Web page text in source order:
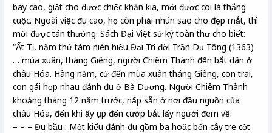
bay cao, giật cho được chiếc khăn kia, mới được coi là thắng
cuộc. Ngoài việc đu cao, họ còn phải nhún sao cho đẹp mắt, thì
mới được tán thưởng. Sách Đại Việt sử ký toàn thư cho biết:
“Ất Tị, năm thứ tám niên hiệu Đại Trị đời Trần Dụ Tông (1363)
… mùa xuân, tháng Giêng, người Chiêm Thành đến bắt dân ở
châu Hóa. Hàng năm, cứ đến mùa xuân tháng Giêng, con trai,
con gái họp nhau đánh đu ở Bà Dương. Người Chiêm Thành
khoảng tháng 12 năm trước, nấp sẵn ở nơi đầu nguồn của
châu Hóa, đến khi ấy ụp đến cướp bắt lấy người đem về.
– – – Đu bầu : Một kiểu đánh đu gồm ba hoặc bốn cây tre cột